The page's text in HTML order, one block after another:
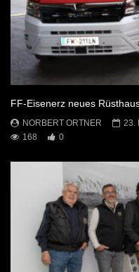
FF-Eisenerz neues
NORBERT ORTNER
23.
168
0